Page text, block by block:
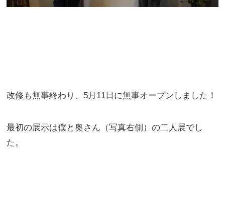
改修も無事終わり、5月11日に無事オープンしました！
最初の展示は僕と奥さん（写真右側）の二人展でし
た。